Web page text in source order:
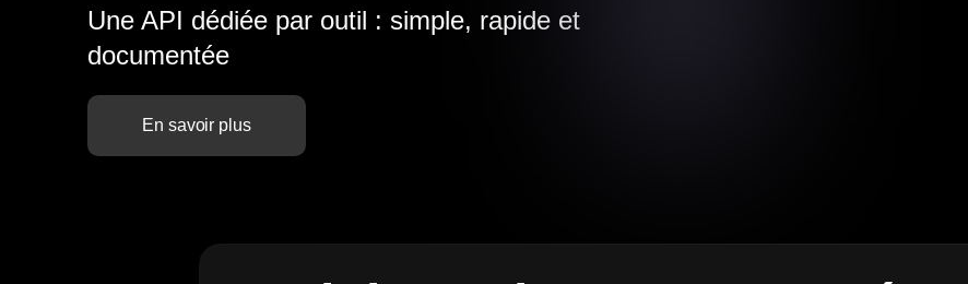
Une API dédiée par outil : simple, rapide et
documentée
En savoir plus